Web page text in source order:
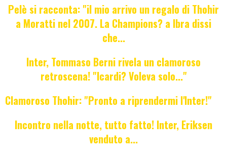
Pelè si racconta: "il mio arrivo un regalo di Thohir
a Moratti nel 2007. La Champions? a Ibra dissi
che...
Inter, Tommaso Berni rivela un clamoroso
retroscena! "Icardi? Voleva solo..."
Clamoroso Thohir: "Pronto a riprendermi l'Inter!"
Incontro nella notte, tutto fatto! Inter, Eriksen
venduto a...